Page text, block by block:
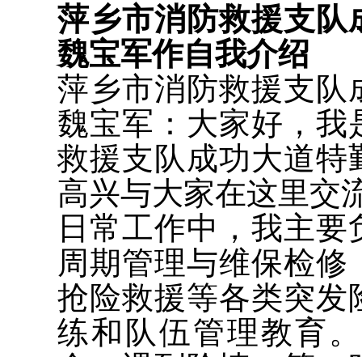
萍乡市消防救援支队
魏宝军作自我介绍
萍乡市消防救援支队
魏宝军：大家好，我
救援支队成功大道特
高兴与大家在这里交
日常工作中，我主
周期管理与维保检
抢险救援等各类突发
练和队伍管理教育